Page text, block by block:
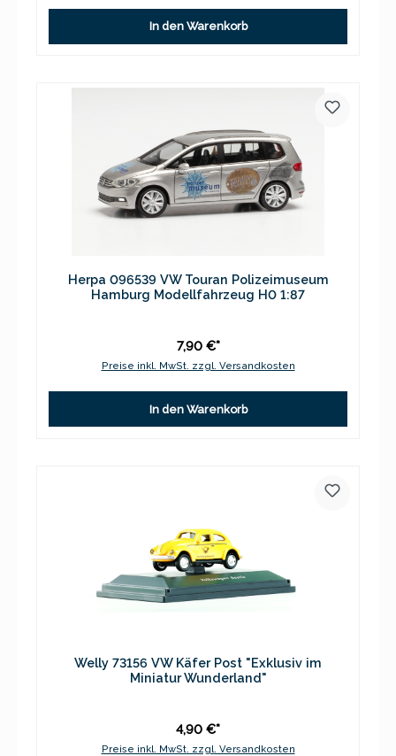
In den Warenkorb
Herpa 096539 VW Touran Polizeimuseum
Hamburg Modellfahrzeug H0 1:87
7,90 €*
Preise inkl. MwSt. zzgl. Versandkosten
In den Warenkorb
Welly 73156 VW Käfer Post "Exklusiv im
Miniatur Wunderland"
4,90 €*
Preise inkl. MwSt. zzgl. Versandkosten